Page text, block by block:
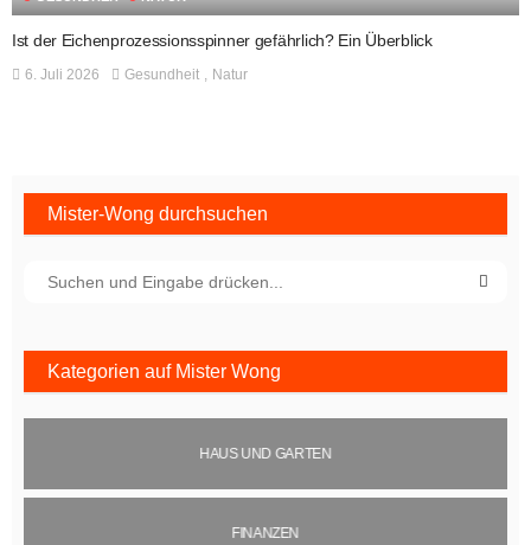
Ist der Eichenprozessionsspinner gefährlich? Ein Überblick
6. Juli 2026 Gesundheit Natur
Mister-Wong durchsuchen
Kategorien auf Mister Wong
HAUS UND GARTEN
FINANZEN